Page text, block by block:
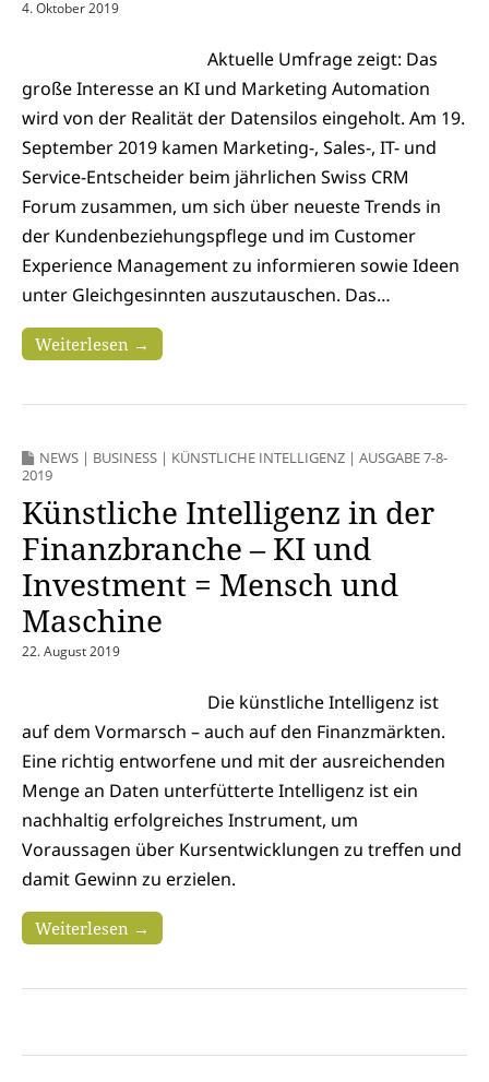
4. Oktober 2019
Aktuelle Umfrage zeigt: Das
große Interesse an KI und Marketing Automation
wird von der Realität der Datensilos eingeholt. Am 19.
September 2019 kamen Marketing-, Sales-, IT- und
Service-Entscheider beim jährlichen Swiss CRM
Forum zusammen, um sich über neueste Trends in
der Kundenbeziehungspflege und im Customer
Experience Management zu informieren sowie Ideen
unter Gleichgesinnten auszutauschen. Das…
Weiterlesen →
NEWS | BUSINESS | KÜNSTLICHE INTELLIGENZ | AUSGABE 7-8-
2019
Künstliche Intelligenz in der
Finanzbranche – KI und
Investment = Mensch und
Maschine
22. August 2019
Die künstliche Intelligenz ist
auf dem Vormarsch – auch auf den Finanzmärkten.
Eine richtig entworfene und mit der ausreichenden
Menge an Daten unterfütterte Intelligenz ist ein
nachhaltig erfolgreiches Instrument, um
Voraussagen über Kursentwicklungen zu treffen und
damit Gewinn zu erzielen.
Weiterlesen →